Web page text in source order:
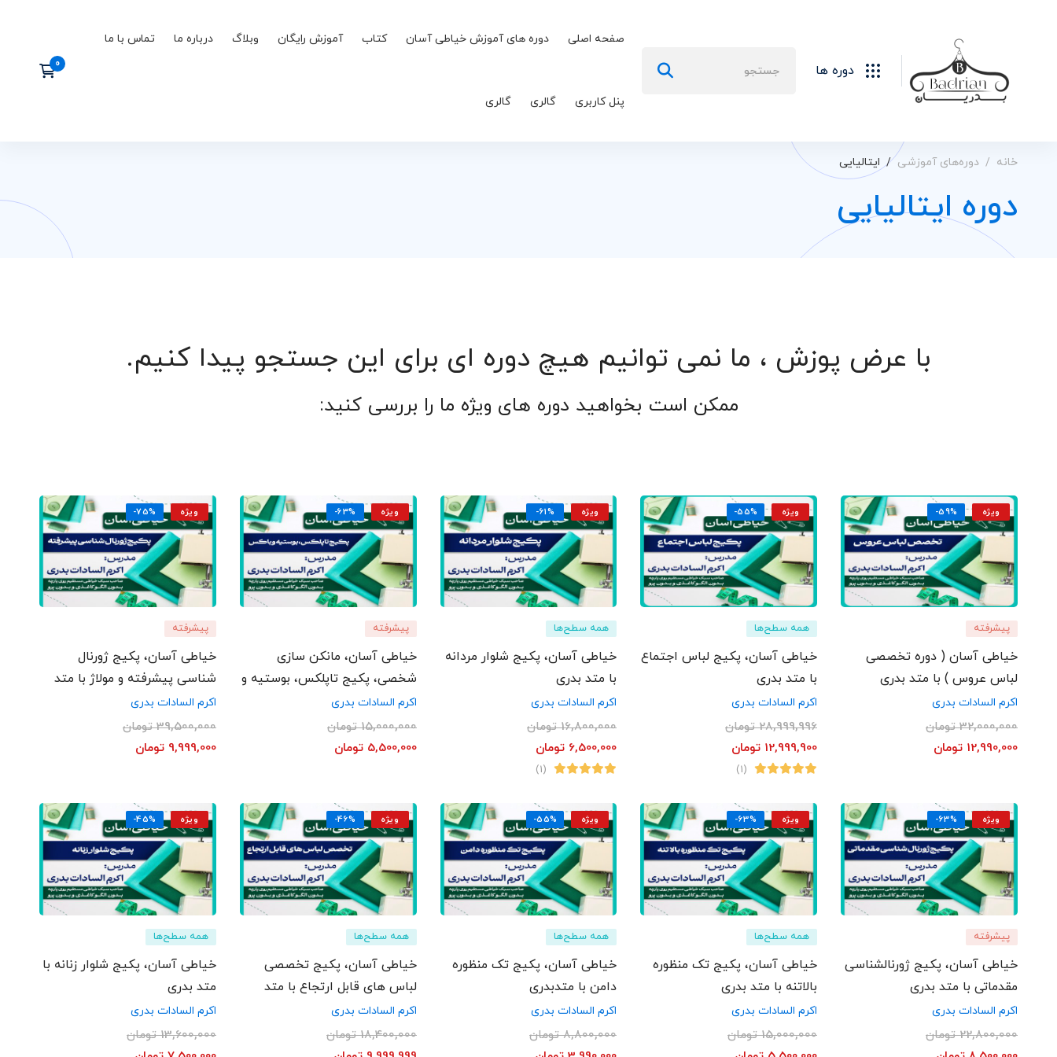
دوره ها
صفحه اصلی دوره های آموزش خیاطی آسان کتاب آموزش رایگان وبلاگ درباره ما تماس با ما
پنل کاربری گالری گالری
خانه دوره‌های آموزشی ایتالیایی
دوره ایتالیایی
با عرض پوزش ، ما نمی توانیم هیچ دوره ای برای این جستجو پیدا کنیم.
ممکن است بخواهید دوره های ویژه ما را بررسی کنید:
ویژه -59%
پیشرفته
خیاطی آسان ( دوره تخصصی
لباس عروس ) با متد بدری
اکرم السادات بدری
32,000,000 تومان
12,990,000 تومان
ویژه -55%
همه سطح‌ها
خیاطی آسان، پکیج لباس اجتماع
با متد بدری
اکرم السادات بدری
28,999,996 تومان
12,999,900 تومان
(1)
ویژه -61%
همه سطح‌ها
خیاطی آسان، پکیج شلوار مردانه
با متد بدری
اکرم السادات بدری
16,800,000 تومان
6,500,000 تومان
(1)
ویژه -63%
پیشرفته
خیاطی آسان، مانکن سازی
شخصی، پکیج تاپلکس، بوستیه و
باکس با متد بدری
اکرم السادات بدری
15,000,000 تومان
5,500,000 تومان
ویژه -75%
پیشرفته
خیاطی آسان، پکیج ژورنال
شناسی پیشرفته و مولاژ با متد
بدری
اکرم السادات بدری
39,500,000 تومان
9,999,000 تومان
ویژه -63%
پیشرفته
خیاطی آسان، پکیج ژورنالشناسی
مقدماتی با متد بدری
اکرم السادات بدری
22,800,000 تومان
ویژه -63%
همه سطح‌ها
خیاطی آسان، پکیج تک منظوره
بالاتنه با متد بدری
اکرم السادات بدری
15,000,000 تومان
ویژه -55%
همه سطح‌ها
خیاطی آسان، پکیج تک منظوره
دامن با متدبدری
اکرم السادات بدری
8,800,000 تومان
ویژه -46%
همه سطح‌ها
خیاطی آسان، پکیج تخصصی
لباس های قابل ارتجاع با متد
بدری
اکرم السادات بدری
18,400,000 تومان
ویژه -45%
همه سطح‌ها
خیاطی آسان، پکیج شلوار زنانه با
متد بدری
اکرم السادات بدری
13,600,000 تومان